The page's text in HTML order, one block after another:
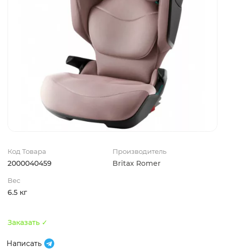
Код Товара
2000040459
Производитель
Britax Romer
Вес
6.5 кг
Заказать ✓
Написать